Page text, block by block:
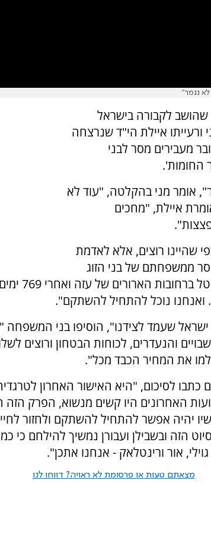
לא נגמר"
לקבורה בישראל
איילת הי"ד שנרצחה
מעבירים מסר לבני
אומר מני בהקלטה, "עוד לא
איילת, "מחכים
שהיינו רוצים, אלא לאדמת
ממשפחתם של בני הזוג
גודארד,
ואנחנו נוכל להתחיל להשתקם".
ישראל שעמד לצידנו", הוסיפו בני
והנעדרים, לכוחות הבטחון ורוצים
את המחיר הכבד מכל".
לסיכום, "היא האישור האחרון
האחרונים היו קשים מנשוא, הפרק הזה
יהיה אפשר להתחיל להשתקם ולחזור
הזה ובשבילן ועבורן נמשיך להילחם כי
אור ורינטלאק - אנחנו אתכן".
מצאתם טעות או פרסומת לא ראויה? דווחו לנו